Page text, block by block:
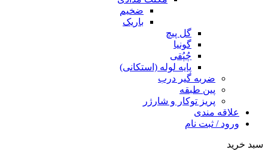
ضخیم
باریک
گل پیچ
گونیا
چُپُقی
پایه لوله (استکانی)
ضربه گیر درب
پین طبقه
پریز توکار و شارژر
علاقه مندی
ورود / ثبت نام
سبد خرید